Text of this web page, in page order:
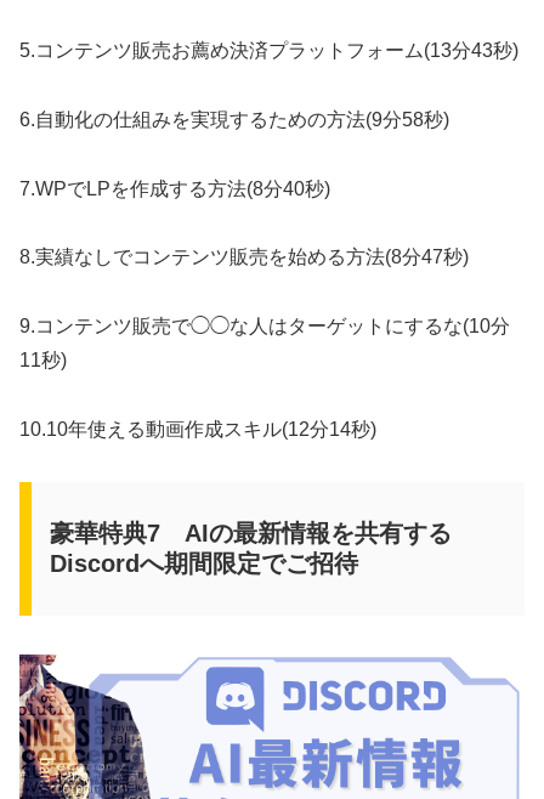
5.コンテンツ販売お薦め決済プラットフォーム(13分43秒)
6.自動化の仕組みを実現するための方法(9分58秒)
7.WPでLPを作成する方法(8分40秒)
8.実績なしでコンテンツ販売を始める方法(8分47秒)
9.コンテンツ販売で◯◯な人はターゲットにするな(10分
11秒)
10.10年使える動画作成スキル(12分14秒)
豪華特典7 AIの最新情報を共有する
Discordへ期間限定でご招待